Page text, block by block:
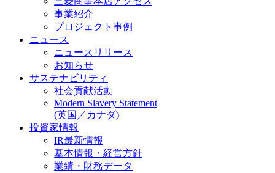
事業紹介
プロジェクト事例
ニュース
ニュースリリース
お知らせ
サステナビリティ
社会貢献活動
Modern Slavery Statement
(英国／カナダ)
投資家情報
IR最新情報
基本情報・経営方針
業績・財務データ